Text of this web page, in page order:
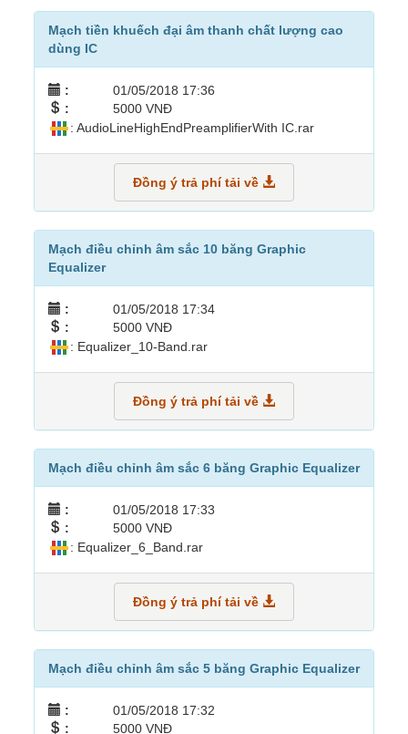
Mạch tiền khuếch đại âm thanh chất lượng cao
dùng IC
: 01/05/2018 17:36
: 5000 VNĐ
: AudioLineHighEndPreamplifierWith IC.rar
Đồng ý trả phí tải về
Mạch điều chỉnh âm sắc 10 băng Graphic
Equalizer
: 01/05/2018 17:34
: 5000 VNĐ
: Equalizer_10-Band.rar
Đồng ý trả phí tải về
Mạch điều chỉnh âm sắc 6 băng Graphic Equalizer
: 01/05/2018 17:33
: 5000 VNĐ
: Equalizer_6_Band.rar
Đồng ý trả phí tải về
Mạch điều chỉnh âm sắc 5 băng Graphic Equalizer
: 01/05/2018 17:32
: 5000 VNĐ